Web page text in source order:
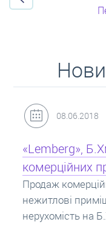
31.05.2018
Кредит під
Іпотека на
заставу
потрібно знати?
про іпотечні